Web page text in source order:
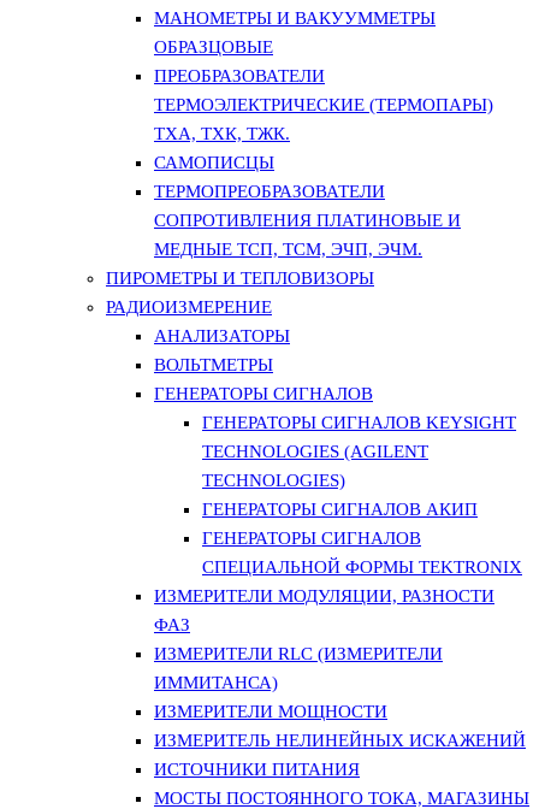
МАНОМЕТРЫ И ВАКУУММЕТРЫ
ОБРАЗЦОВЫЕ
ПРЕОБРАЗОВАТЕЛИ
ТЕРМОЭЛЕКТРИЧЕСКИЕ (ТЕРМОПАРЫ)
ТХА, ТХК, ТЖК.
САМОПИСЦЫ
ТЕРМОПРЕОБРАЗОВАТЕЛИ
СОПРОТИВЛЕНИЯ ПЛАТИНОВЫЕ И
МЕДНЫЕ ТСП, ТСМ, ЭЧП, ЭЧМ.
ПИРОМЕТРЫ И ТЕПЛОВИЗОРЫ
РАДИОИЗМЕРЕНИЕ
АНАЛИЗАТОРЫ
ВОЛЬТМЕТРЫ
ГЕНЕРАТОРЫ СИГНАЛОВ
ГЕНЕРАТОРЫ СИГНАЛОВ KEYSIGHT
TECHNOLOGIES (AGILENT
TECHNOLOGIES)
ГЕНЕРАТОРЫ СИГНАЛОВ АКИП
ГЕНЕРАТОРЫ СИГНАЛОВ
СПЕЦИАЛЬНОЙ ФОРМЫ TEKTRONIX
ИЗМЕРИТЕЛИ МОДУЛЯЦИИ, РАЗНОСТИ
ФАЗ
ИЗМЕРИТЕЛИ RLC (ИЗМЕРИТЕЛИ
ИММИТАНСА)
ИЗМЕРИТЕЛИ МОЩНОСТИ
ИЗМЕРИТЕЛЬ НЕЛИНЕЙНЫХ ИСКАЖЕНИЙ
ИСТОЧНИКИ ПИТАНИЯ
МОСТЫ ПОСТОЯННОГО ТОКА, МАГАЗИНЫ